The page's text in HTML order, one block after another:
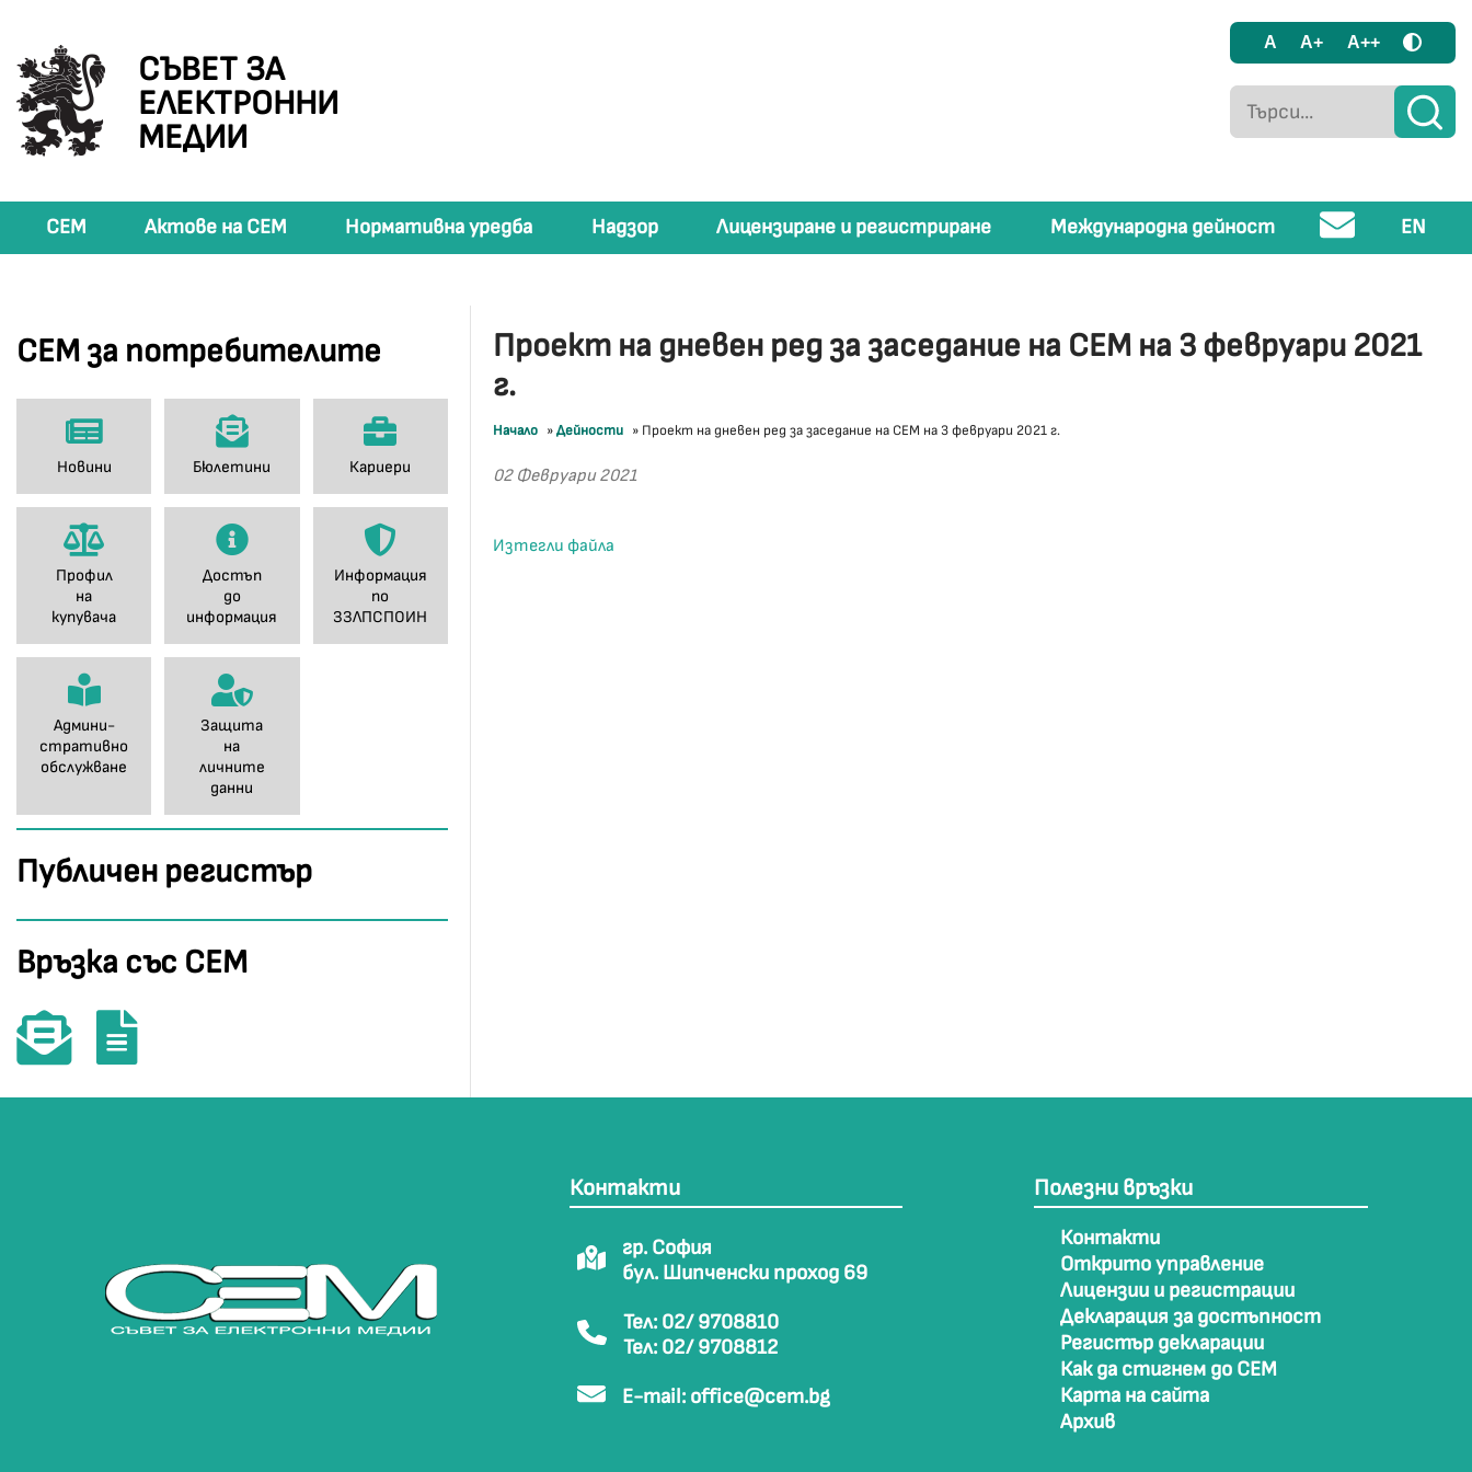
СЪВЕТ ЗА
ЕЛЕКТРОННИ
МЕДИИ
A A+ A++
СЕМ Актове на СЕМ Нормативна уредба Надзор Лицензиране и регистриране Международна дейност EN
СЕМ за потребителите
Новини Бюлетини Кариери
Профил
на
купувача
Достъп
до
информация
Информация
по
ЗЗЛПСПОИН
Админи-
стративно
обслужване
Защита
на
личните
данни
Публичен регистър
Връзка със СЕМ
Проект на дневен ред за заседание на СЕМ на 3 февруари 2021
г.
Начало »Дейности » Проект на дневен ред за заседание на СЕМ на 3 февруари 2021 г.
02 Февруари 2021
Изтегли файла
Контакти
гр. София
бул. Шипченски проход 69
Тел: 02/ 9708810
Тел: 02/ 9708812
E-mail: office@cem.bg
Полезни връзки
Контакти
Открито управление
Лицензии и регистрации
Декларация за достъпност
Регистър декларации
Как да стигнем до СЕМ
Карта на сайта
Архив